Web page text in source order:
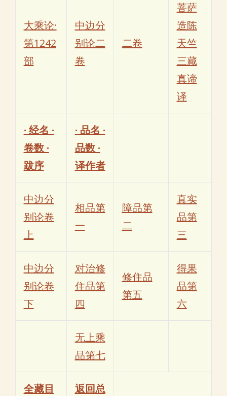
大乘论·
第1242
部
中边分
别论二
卷
二卷
菩萨
造陈
天竺
三藏
真谛
译
· 经名 ·
卷数 ·
跋序
· 品名 ·
品数 ·
译作者
中边分
别论卷
上
相品第
一
障品第
二
真实
品第
三
中边分
别论卷
下
对治修
住品第
四
修住品
第五
得果
品第
六
无上乘
品第七
全藏目
返回总